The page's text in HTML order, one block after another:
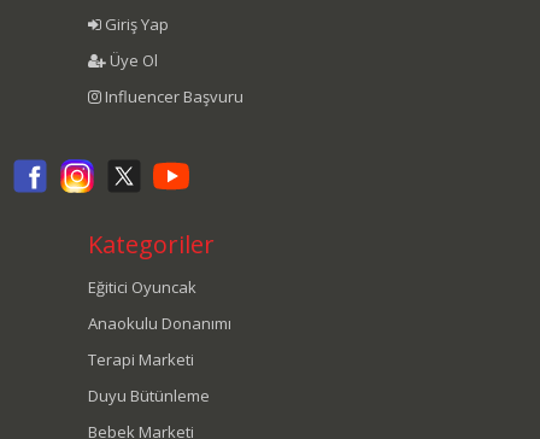
Giriş Yap
Üye Ol
Influencer Başvuru
Kategoriler
Eğitici Oyuncak
Anaokulu Donanımı
Terapi Marketi
Duyu Bütünleme
Bebek Marketi